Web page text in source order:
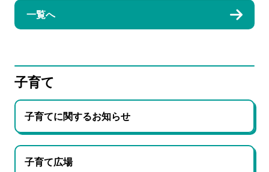
一覧へ
子育て
子育てに関するお知らせ
子育て広場